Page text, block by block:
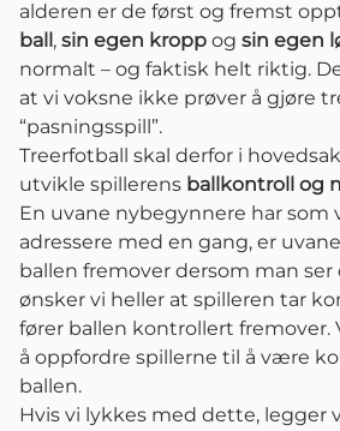
alderen er de først og fremst
ball, sin egen kropp og sin egen
normalt – og faktisk helt riktig.
at vi voksne ikke prøver å gjøre
“pasningsspill”.
Treerfotball skal derfor i
utvikle spillerens ballkontroll og
En uvane nybegynnere har som
adressere med en gang, er
ballen fremover dersom man ser
ønsker vi heller at spilleren tar
fører ballen kontrollert fremover.
å oppfordre spillerne til å være
ballen.
Hvis vi lykkes med dette, legger